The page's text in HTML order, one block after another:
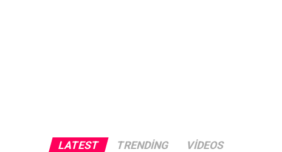
LATEST TRENDING VIDEOS